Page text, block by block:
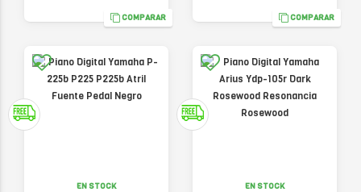
COMPARAR COMPARAR
EN STOCK EN STOCK